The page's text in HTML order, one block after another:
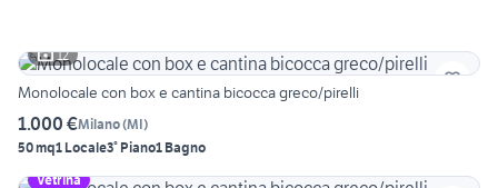
12
Monolocale con box e cantina bicocca greco/pirelli
1.000 €Milano(MI)
50 mq1 Locale3° Piano1 Bagno
Vetrina